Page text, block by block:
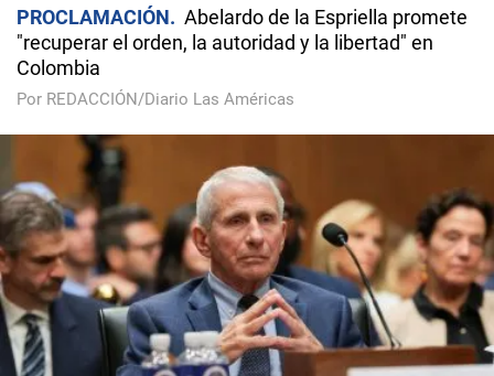
PROCLAMACIÓN
Abelardo de la Espriella promete
"recuperar el orden, la autoridad y la libertad" en
Colombia
Por REDACCIÓN/Diario Las Américas